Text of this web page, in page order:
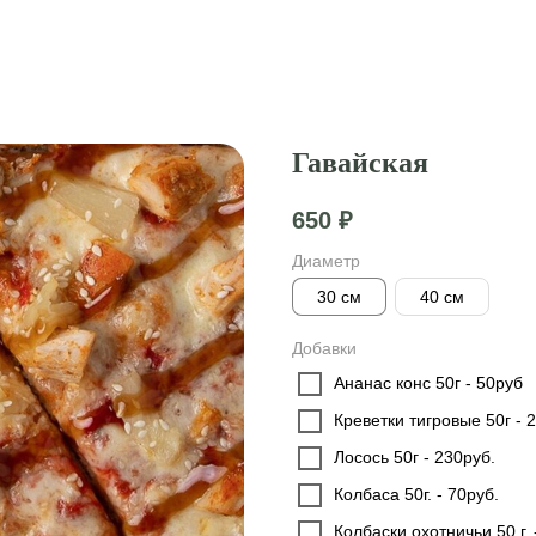
Гавайская
650 ₽
Диаметр
30 см
40 см
Добавки
Ананас конс 50г - 50руб
Креветки тигровые 50г -
Лосось 50г - 230руб.
Колбаса 50г. - 70руб.
Колбаски охотничьи 50 г.